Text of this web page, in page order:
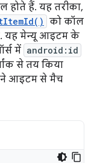
होते हैं. यह तरीका,
को कॉल
यह मेन्यू आइटम के
में android:id
से तय किया
आइटम से मैच